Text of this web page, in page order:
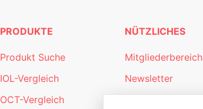
PRODUKTE
Produkt Suche
IOL-Vergleich
OCT-Vergleich
NÜTZLICHES
Mitgliederbereich
Newsletter